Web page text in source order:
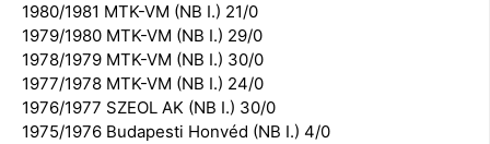
1980/1981 MTK-VM (NB I.) 21/0
1979/1980 MTK-VM (NB I.) 29/0
1978/1979 MTK-VM (NB I.) 30/0
1977/1978 MTK-VM (NB I.) 24/0
1976/1977 SZEOL AK (NB I.) 30/0
1975/1976 Budapesti Honvéd (NB I.) 4/0